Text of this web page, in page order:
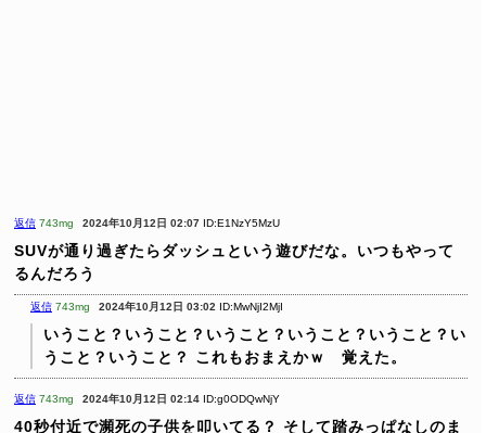
返信 743mg 2024年10月12日 02:07 ID:E1NzY5MzU
SUVが通り過ぎたらダッシュという遊びだな。いつもやって
るんだろう
返信 743mg 2024年10月12日 03:02 ID:MwNjI2MjI
いうこと？いうこと？いうこと？いうこと？いうこと？い
うこと？いうこと？
これもおまえかｗ 覚えた。
返信 743mg 2024年10月12日 02:14 ID:g0ODQwNjY
40秒付近で瀕死の子供を叩いてる？ そして踏みっぱなしのま